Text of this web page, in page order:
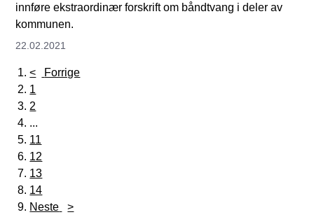
innføre ekstraordinær forskrift om båndtvang i deler av
kommunen.
22.02.2021
Forrige
1
2
...
11
12
13
14
Neste